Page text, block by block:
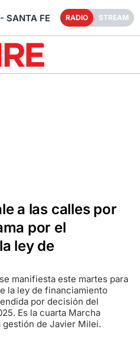
SANTA FE RADIO STREAM
a las calles por
por el
ley de
manifiesta este martes para
la ley de financiamiento
por decisión del
Es la cuarta Marcha
gestión de Javier Milei.